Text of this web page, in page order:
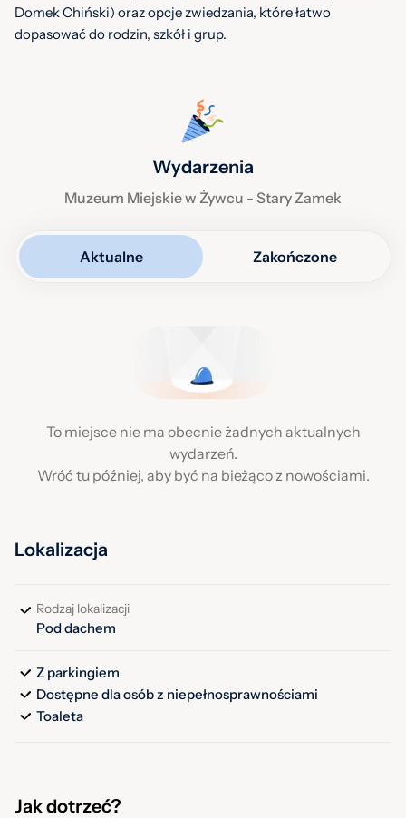
Domek Chiński) oraz opcje zwiedzania, które łatwo
dopasować do rodzin, szkół i grup.
Wydarzenia
Muzeum Miejskie w Żywcu - Stary Zamek
Aktualne Zakończone
To miejsce nie ma obecnie żadnych aktualnych
wydarzeń.
Wróć tu później, aby być na bieżąco z nowościami.
Lokalizacja
Rodzaj lokalizacji
Pod dachem
Z parkingiem
Dostępne dla osób z niepełnosprawnościami
Toaleta
Jak dotrzeć?